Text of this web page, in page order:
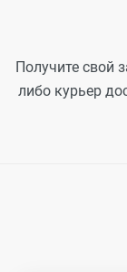
Получите свой
либо курьер